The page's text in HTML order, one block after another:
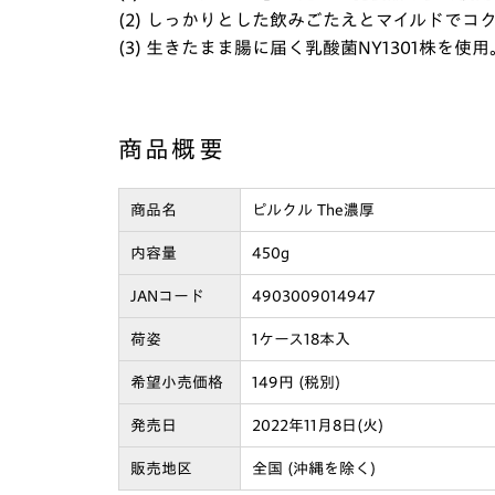
(2) しっかりとした飲みごたえとマイルドでコ
(3) 生きたまま腸に届く乳酸菌NY1301株を使用
商品概要
商品名 ピルクル The濃厚
内容量 450g
JANコード 4903009014947
荷姿 1ケース18本入
希望小売価格 149円 (税別)
発売日 2022年11月8日(火)
販売地区 全国 (沖縄を除く)